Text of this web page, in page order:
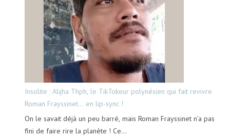
Insolite : Alijha Thph, le TikTokeur polynésien qui fait revivre
Roman Frayssinet… en lip-sync !
On le savait déjà un peu barré, mais Roman Frayssinet n’a pas
fini de faire rire la planète ! Ce…